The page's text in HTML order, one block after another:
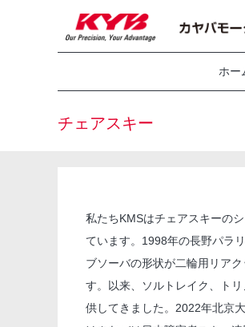
ホー
チェアスキー
私たちKMSはチェアスキーの
ています。1998年の長野パラ
ブソーバの形状が二輪用リア
す。以来、ソルトレイク、ト
供してきました。2022年北京